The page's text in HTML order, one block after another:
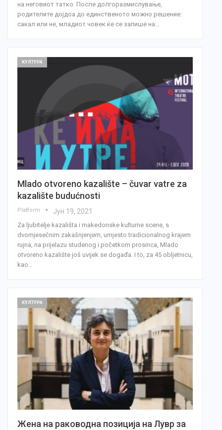
на неговиот татко. После долгоразмислување,
родителите дојдоа до единственото можно решение:
сакал или не, младиот човек ќе се запише на…
КУЛТУРА
Mlado otvoreno kazalište – čuvar vatre za
kazalište budućnosti
Platform Јун 19, 2021
Za ljubitelje kazališta i makedonske kulturne scene, s
dvomjesečnim zakašnjenjem, umjesto tradicionalnog krajem
rujna, na prijelazu studenog i početkom prosinca, Mlado
otvoreno kazalište još uvijek se događa. I to, za 45 obljetnicu,
kao…
КУЛТУРА
Жена на раководна позиција на Лувр за